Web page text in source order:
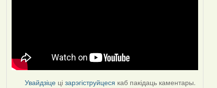
Увайдзіце цізарэгіструйцеся каб пакідаць каментары.